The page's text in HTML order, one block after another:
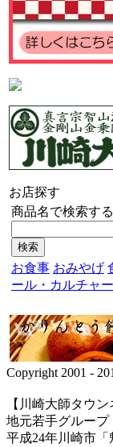
お店探す
商品名で検索する
お食事 おみやげ
ール・カルチャー
Copyright 2001 -
【川崎大師タウ
地元若手グルー
平成24年川崎市